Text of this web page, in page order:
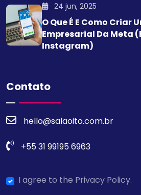
24 jun, 2025
O Que É E Como Criar
Empresarial Da Meta
Instagram)
Contato
hello@salaoito.com.br
+55 31 99195 6963
I agree to the Privacy Policy.